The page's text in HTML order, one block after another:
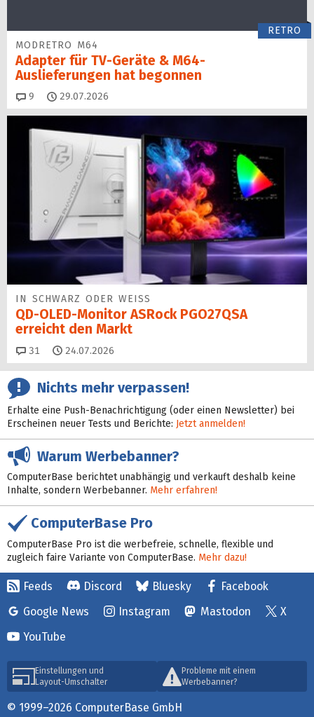
RETRO
MODRETRO M64
Adapter für TV-Geräte & M64-
Auslieferungen hat begon­nen
9 Kommentare
29.07.2026
IN SCHWARZ ODER WEISS
QD-OLED-Monitor ASRock PGO27QSA
erreicht den Markt
31 Kommentare
24.07.2026
Nichts mehr verpassen!
Erhalte eine Push-Benachrichtigung (oder einen Newsletter) bei
Erscheinen neuer Tests und Berichte: Jetzt anmelden!
Warum Werbebanner?
ComputerBase berichtet unabhängig und verkauft deshalb keine
Inhalte, sondern Werbebanner. Mehr erfahren!
ComputerBase Pro
ComputerBase Pro ist die werbefreie, schnelle, flexible und
zugleich faire Variante von ComputerBase. Mehr dazu!
Feeds Discord Bluesky
Facebook
Google News
Instagram Mastodon
X
YouTube
Einstellungen und
Layout-Umschalter
Probleme mit einem
Werbebanner?
© 1999–2026 ComputerBase GmbH